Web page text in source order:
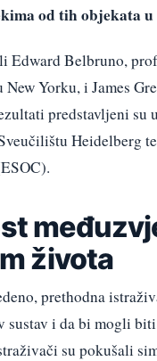
od tih objekata
Edward Belbruno,
Yorku, i James
predstavljeni su
Heidelberg
života
prethodna
sustav i da bi mogli
su pokušali